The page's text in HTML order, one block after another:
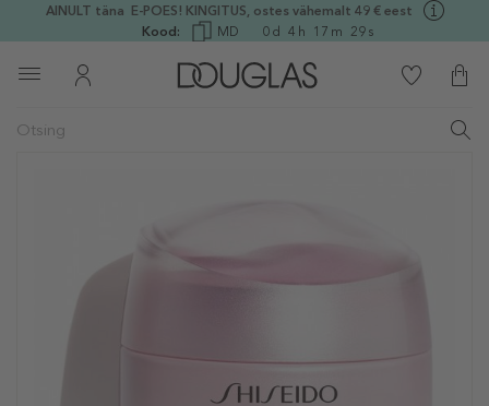
AINULT täna E-POES! KINGITUS, ostes vähemalt 49 € eest
Kood:
MD 0 d 4 h 17 m 29 s